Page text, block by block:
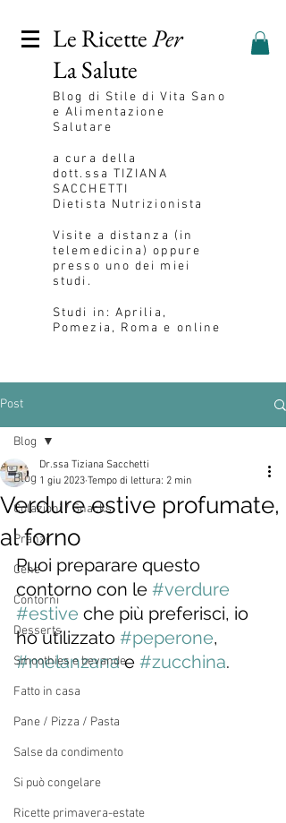
Le RicettePer
La Salute
Blog di Stile di Vita Sano
e Alimentazione
Salutare
a cura della
dott.ssa TIZIANA
SACCHETTI
Dietista Nutrizionista
Visite a distanza (in
telemedicina) oppure
presso uno dei miei
studi.
Studi in: Aprilia,
Pomezia, Roma e online
Post
Blog
Colazioni / Snacks
Pranzi
Cene
Contorni
Desserts
Smoothies e bevande
Fatto in casa
Pane / Pizza / Pasta
Salse da condimento
Si può congelare
Ricette primavera-estate
Blog
Verdure estive profumate,
al forno
Dr.ssa Tiziana Sacchetti
1 giu 2023 Tempo di lettura: 2 min
Puoi preparare questo
contorno con le #verdure
#estive che più preferisci, io
ho utilizzato #peperone,
#melanzana e #zucchina.